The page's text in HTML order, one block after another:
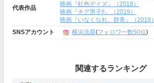
代表作品
映画『虹色デイズ』（2018）
映画『チア男子!!』（2019）
映画『いなくなれ、群青』（2019）
SNSアカウント
横浜流星(フォロワー数50位)
関連するランキング